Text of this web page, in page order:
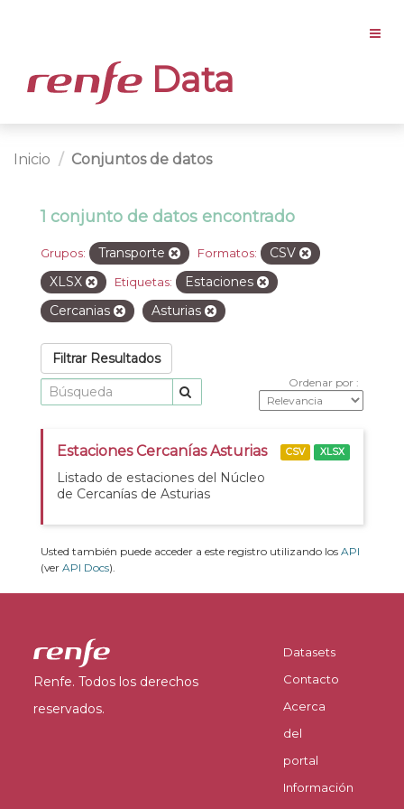
Data
Inicio Conjuntos de datos
1 conjunto de datos encontrado
Grupos: Transporte Formatos:
CSV
XLSX
Etiquetas:
Estaciones
Cercanias
Asturias
Filtrar Resultados
Ordenar por
Estaciones Cercanías Asturias
Listado de estaciones del Núcleo
de Cercanías de Asturias
CSV XLSX
Usted también puede acceder a este registro utilizando los API
(ver API Docs).
Renfe. Todos los derechos
reservados.
Datasets
Contacto
Acerca
del
portal
Información